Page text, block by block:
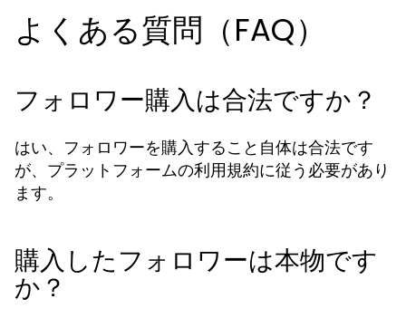
よくある質問（FAQ）
フォロワー購入は合法ですか？
はい、フォロワーを購入すること自体は合法です
が、プラットフォームの利用規約に従う必要があり
ます。
購入したフォロワーは本物です
か？